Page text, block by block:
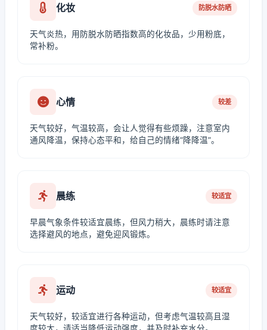
化妆 防脱水防晒
天气炎热，用防脱水防晒指数高的化妆品，少用粉底，
常补粉。
心情 较差
天气较好，气温较高，会让人觉得有些烦躁，注意室内
通风降温，保持心态平和，给自己的情绪“降降温”。
晨练 较适宜
早晨气象条件较适宜晨练，但风力稍大，晨练时请注意
选择避风的地点，避免迎风锻炼。
运动 较适宜
天气较好，较适宜进行各种运动，但考虑气温较高且湿